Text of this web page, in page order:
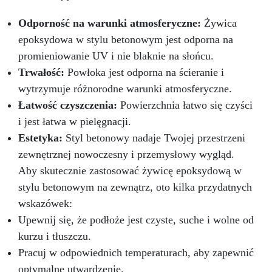
kamieniem i innymi materiałami.
Stosunek Mieszania 2:1 – Pożegnaj się z
trudnościami! Nasza żywica epoksydowa ma
najprostszy stosunek mieszania 2:1 według
wagi, co sprawia, że proces twórczy staje się
bezproblemowy.
Masz pytania? Jako
producent oferujemy profesjonalne wsparcie: w
przypadku pytań skontaktuj się z naszym
dedykowanym zespołem wsparcia, aby uzyskać
pomoc i porady. Przezroczysta Żywica
Epoksydowa ICRYSTAL jest idealna do
Twórczości i Rękodzieła: Odlewów żywicznych
od 1 mm do 2 cm grubości (możliwe jest
tworzenie wielu warstw) Odlewów w formach
silikonowych (biżuteria, podstawki, tace)
Odlewania przedmiotów i materiałów (monety,
kamienie, muszle, korki itp.) Meblarstwa i
stolarstwa (stoły drewno-żywiczne itp.) Dzieł
sztuki, podłóg i powłok ochronnych Impregnacji
powłoki ochronne)
Przekształć swoje
Odporność na warunki atmosferyczne: Żywica
epoksydowa w stylu betonowym jest odporna na
promieniowanie UV i nie blaknie na słońcu.
Trwałość: Powłoka jest odporna na ścieranie i
wytrzymuje różnorodne warunki atmosferyczne.
Łatwość czyszczenia: Powierzchnia łatwo się czyści
i jest łatwa w pielęgnacji.
Estetyka: Styl betonowy nadaje Twojej przestrzeni
zewnętrznej nowoczesny i przemysłowy wygląd.
Aby skutecznie zastosować żywicę epoksydową w
stylu betonowym na zewnątrz, oto kilka przydatnych
wskazówek:
Upewnij się, że podłoże jest czyste, suche i wolne od
kurzu i tłuszczu.
Pracuj w odpowiednich temperaturach, aby zapewnić
optymalne utwardzenie.